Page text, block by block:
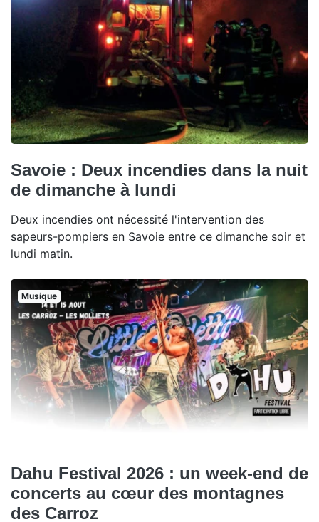
Savoie : Deux incendies dans la nuit
de dimanche à lundi
Deux incendies ont nécessité l'intervention des
sapeurs-pompiers en Savoie entre ce dimanche soir et
lundi matin.
Musique
Dahu Festival 2026 : un week-end de
concerts au cœur des montagnes
des Carroz